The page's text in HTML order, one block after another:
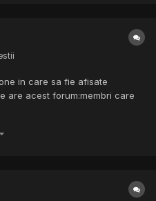
in care sa fie afisate
are acest forum:membri care
promovat forumul ,care au
in forum (ceva gen h...